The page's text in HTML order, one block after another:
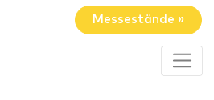
Messestände »